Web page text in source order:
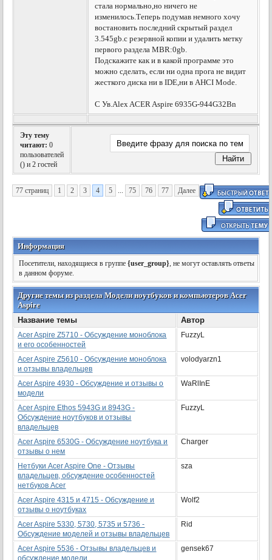
стала нормально,но ничего не
изменилось.Теперь подумав немного хочу
востановить последний скрытый раздел
3.545gb.с резервной копии и удалить метку
первого раздела MBR:0gb.
Подскажите как и в какой программе это
можно сделать, если ни одна прога не видит
жесткого диска ни в IDE,ни в AHCI Mode.
С Ув.Alex ACER Aspire 6935G-944G32Bn
Эту тему
читают: 0
пользователей
() и 2 гостей
77 страниц 1 2 3 4 5 ... 75 76 77 Далее
Информация
Посетители, находящиеся в группе{user_group}, не могут оставлять ответы
в данном форуме.
Другие темы из раздела Модели ноутбуков и компьютеров Acer
Aspire
Название темы
Автор
Acer Aspire Z5710 - Обсуждение моноблока
и его особенностей
FuzzyL
Acer Aspire Z5610 - Обсуждение моноблока
и отзывы владельцев
volodyarzn1
Acer Aspire 4930 - Обсуждение и отзывы о
модели
WaRlInE
Acer Aspire Ethos 5943G и 8943G -
Обсуждение ноутбуков и отзывы
владельцев
FuzzyL
Acer Aspire 6530G - Обсуждение ноутбука и
отзывы о нем
Charger
Нетбуки Acer Aspire One - Отзывы
владельцев, обсуждение особенностей
нетбуков Acer
sza
Acer Aspire 4315 и 4715 - Обсуждение и
отзывы о ноутбуках
Wolf2
Acer Aspire 5330, 5730, 5735 и 5736 -
Обсуждение моделей и отзывы владельцев
Rid
Acer Aspire 5536 - Отзывы владельцев и
обсуждение модели
gensek67